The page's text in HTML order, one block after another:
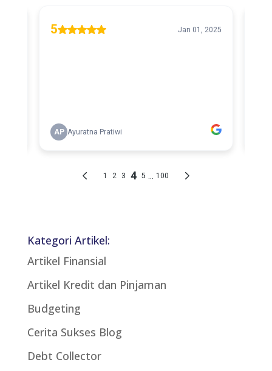
Kategori Artikel:
Artikel Finansial
Artikel Kredit dan Pinjaman
Budgeting
Cerita Sukses Blog
Debt Collector